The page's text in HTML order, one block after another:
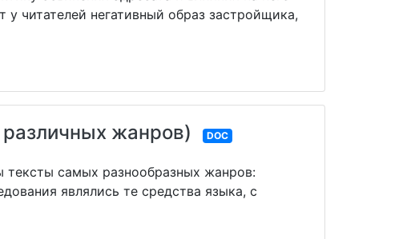
читателей негативный образ застройщика,
различных жанров) DOC
тексты самых разнообразных жанров:
являлись те средства языка, с